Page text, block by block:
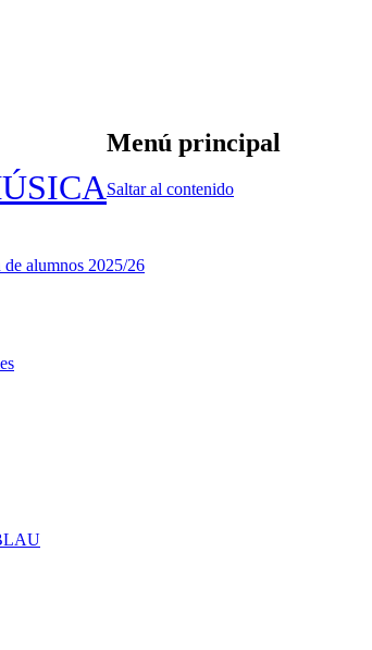
Menú principal
Saltar al contenido
alumnos 2025/26